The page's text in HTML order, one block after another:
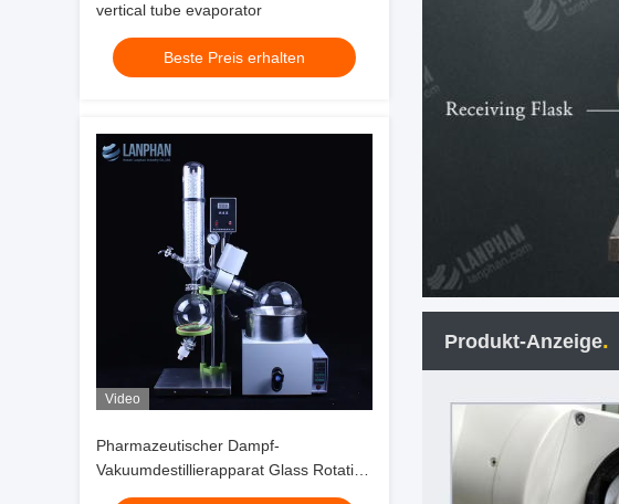
vertical tube evaporator
Beste Preis erhalten
Video
Pharmazeutischer Dampf-
Vakuumdestillierapparat Glass Rotation
Evaporator
Produkt-Anzeige.